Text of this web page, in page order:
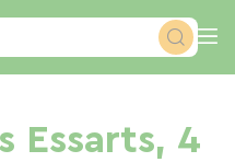
Essarts, 4